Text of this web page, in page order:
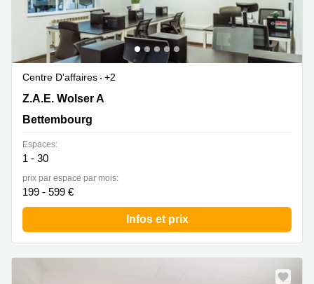
Centre D'affaires
+2
144 Z.A.E. Wolser A, Bettembourg
Z.A.E. Wolser A
Bettembourg
Espaces:
1 - 30
prix par espace par mois:
199 - 599 €
Infos et prix